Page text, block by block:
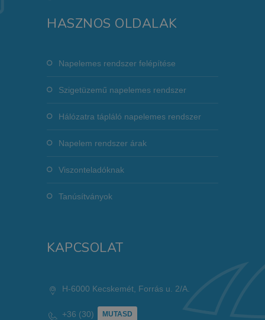
HASZNOS OLDALAK
Napelemes rendszer felépítése
Szigetüzemű napelemes rendszer
Hálózatra tápláló napelemes rendszer
Napelem rendszer árak
Viszonteladóknak
Tanúsítványok
KAPCSOLAT
H-6000 Kecskemét, Forrás u. 2/A.
+36 (30) MUTASD